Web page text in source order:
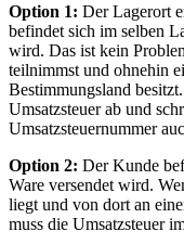
Option 1: Der Lagerort
befindet sich im selben
wird. Das ist kein
teilnimmst und ohnehin
Bestimmungsland
Umsatzsteuer ab und
Umsatzsteuernummer
Option 2: Der Kunde
Ware versendet wird.
liegt und von dort an
muss die Umsatzsteuer